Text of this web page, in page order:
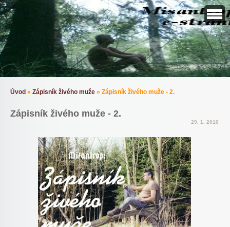
Úvod » Zápisník živého muže » Zápisník živého muže - 2.
Zápisník živého muže - 2.
29. 1. 2010